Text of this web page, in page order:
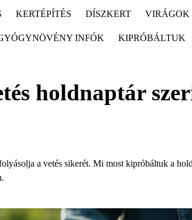
KERTÉPÍTÉS DÍSZKERT VIRÁGOK
INFÓK KIPRÓBÁLTUK
holdnaptár
a vetés sikerét. Mi most kipróbáltuk a